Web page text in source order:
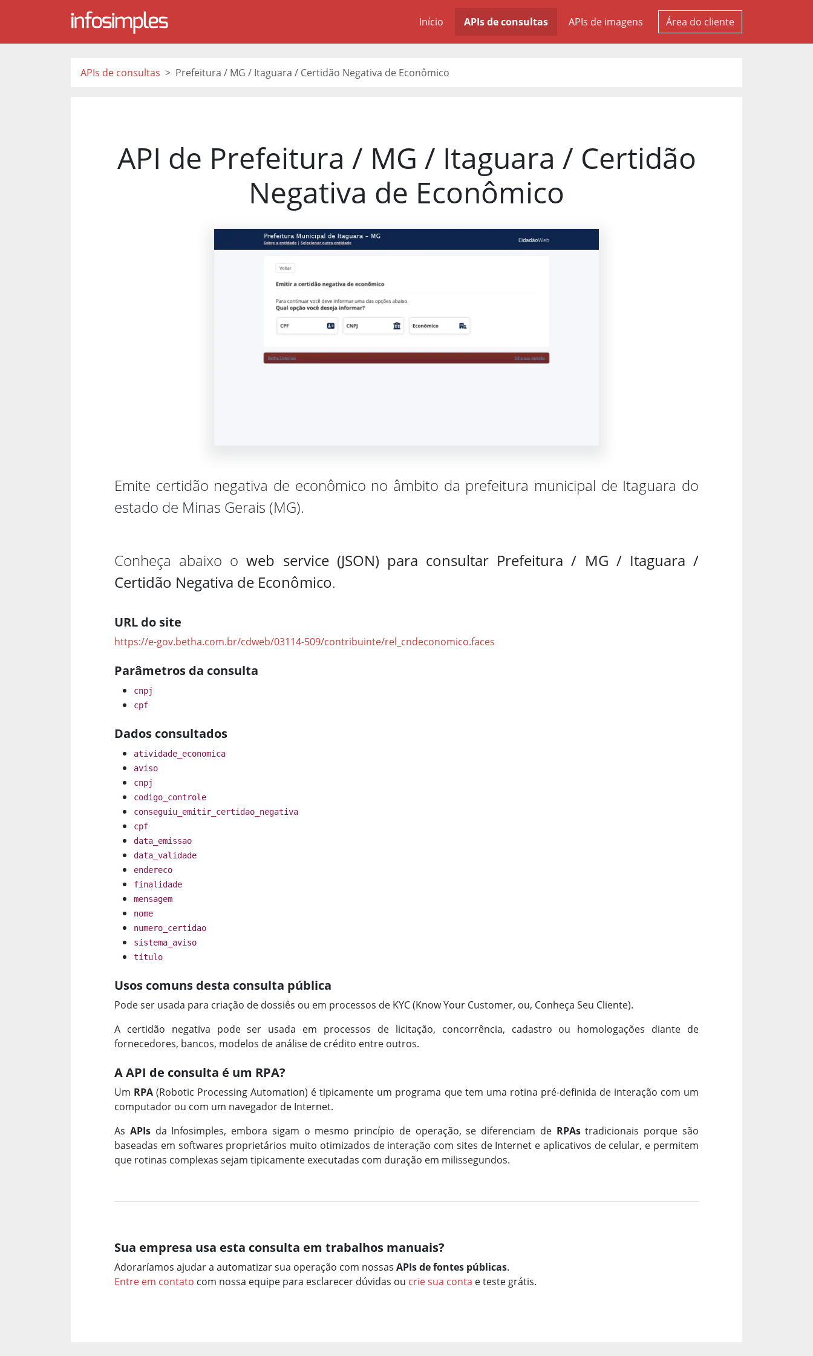
Início APIs de consultas APIs de imagens Área do cliente
APIs de consultas Prefeitura / MG / Itaguara / Certidão Negativa de Econômico
API de Prefeitura / MG / Itaguara / Certidão
Negativa de Econômico
Emite certidão negativa de econômico no âmbito da prefeitura municipal de Itaguara do
estado de Minas Gerais (MG).
Conheça abaixo oweb service (JSON) para consultar Prefeitura / MG / Itaguara /
Certidão Negativa de Econômico.
URL do site
https://e-gov.betha.com.br/cdweb/03114-509/contribuinte/rel_cndeconomico.faces
Parâmetros da consulta
cnpj
cpf
Dados consultados
atividade_economica
aviso
cnpj
codigo_controle
conseguiu_emitir_certidao_negativa
cpf
data_emissao
data_validade
endereco
finalidade
mensagem
nome
numero_certidao
sistema_aviso
titulo
Usos comuns desta consulta pública
Pode ser usada para criação de dossiês ou em processos de KYC (Know Your Customer, ou, Conheça Seu Cliente).
A certidão negativa pode ser usada em processos de licitação, concorrência, cadastro ou homologações diante de
fornecedores, bancos, modelos de análise de crédito entre outros.
A API de consulta é um RPA?
Um RPA (Robotic Processing Automation) é tipicamente um programa que tem uma rotina pré-definida de interação com um
computador ou com um navegador de Internet.
As APIsda Infosimples, embora sigam o mesmo princípio de operação, se diferenciam de RPAstradicionais porque são
baseadas em softwares proprietários muito otimizados de interação com sites de Internet e aplicativos de celular, e permitem
que rotinas complexas sejam tipicamente executadas com duração em milissegundos.
Sua empresa usa esta consulta em trabalhos manuais?
Adoraríamos ajudar a automatizar sua operação com nossas APIs de fontes públicas.
Entre em contato com nossa equipe para esclarecer dúvidas ou crie sua conta e teste grátis.